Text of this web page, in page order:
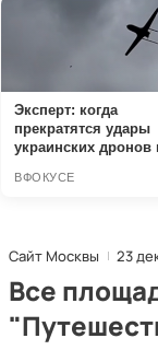
Сайт Москвы 23
Все